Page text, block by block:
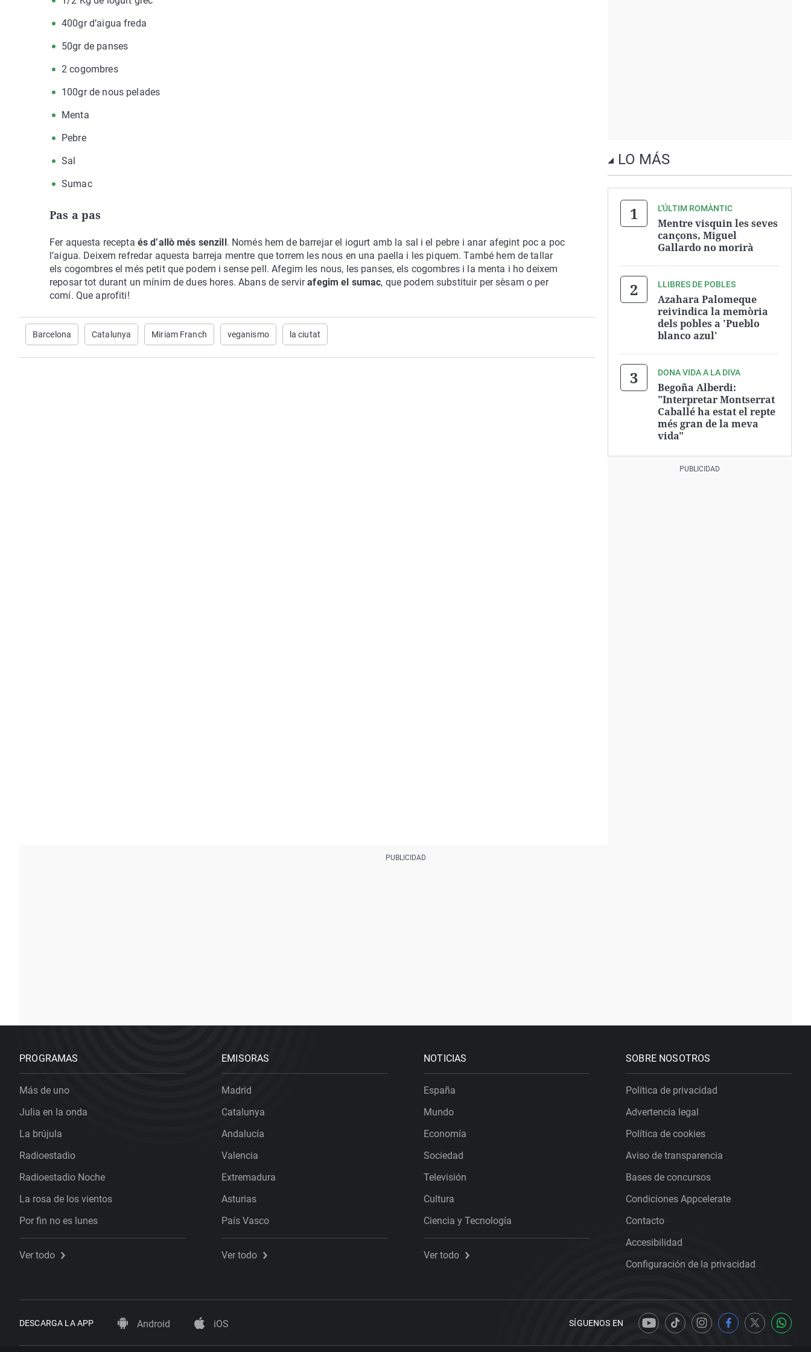
400gr d’aigua freda
50gr de panses
2 cogombres
100gr de nous pelades
Menta
Pebre
Sal
Sumac
Pas a pas
Fer aquesta recepta és d’allò més senzill. Només hem de barrejar el iogurt amb la sal i el pebre i anar afegint poc a poc
l’aigua. Deixem refredar aquesta barreja mentre que torrem les nous en una paella i les piquem. També hem de tallar
els cogombres el més petit que podem i sense pell. Afegim les nous, les panses, els cogombres i la menta i ho deixem
reposar tot durant un mínim de dues hores. Abans de servirafegim el sumac, que podem substituir per sèsam o per
comí. Que aprofiti!
Barcelona Catalunya Miriam Franch veganismo la ciutat
LO MÁS
L'ÚLTIM ROMÀNTIC
Mentre visquin les seves
cançons, Miguel
Gallardo no morirà
LLIBRES DE POBLES
Azahara Palomeque
reivindica la memòria
dels pobles a 'Pueblo
blanco azul'
DONA VIDA A LA DIVA
Begoña Alberdi:
"Interpretar Montserrat
Caballé ha estat el repte
més gran de la meva
vida"
PROGRAMAS
Más de uno
Julia en la onda
La brújula
Radioestadio
Radioestadio Noche
La rosa de los vientos
Por fin no es lunes
Ver todo
EMISORAS
Madrid
Catalunya
Andalucía
Valencia
Extremadura
Asturias
País Vasco
Ver todo
NOTICIAS
España
Mundo
Economía
Sociedad
Televisión
Cultura
Ciencia y Tecnología
Ver todo
SOBRE NOSOTROS
Política de privacidad
Advertencia legal
Política de cookies
Aviso de transparencia
Bases de concursos
Condiciones Appcelerate
Contacto
Accesibilidad
Configuración de la privacidad
DESCARGA LA APP Android iOS SÍGUENOS EN